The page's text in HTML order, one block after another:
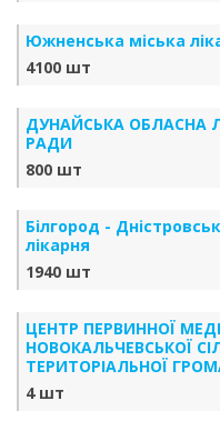
Южненська міська
4100 шт
ДУНАЙСЬКА ОБЛАСНА
РАДИ
800 шт
Білгород -
лікарня
1940 шт
ЦЕНТР ПЕРВИННОЇ
НОВОКАЛЬЧЕВСЬКОЇ
ТЕРИТОРІАЛЬНОЇ
4 шт